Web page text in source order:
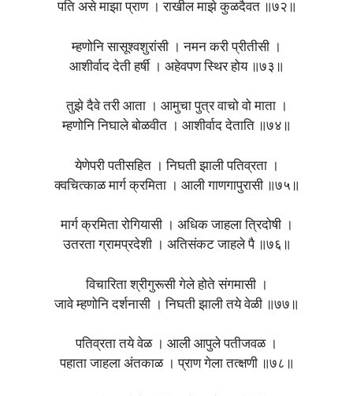
पति असे माझा प्राण । राखील माझे कुळदैवत ॥७२॥
म्हणोनि सासूश्वशुरांसी । नमन करी प्रीतीसी ।
आशीर्वाद देती हर्षी । अहेवपण स्थिर होय ॥७३॥
तुझे दैवे तरी आता । आमुचा पुत्र वाचो वो माता ।
म्हणोनि निघाले बोळवीत । आशीर्वाद देताति ॥७४॥
येणेपरी पतीसहित । निघती झाली पतिव्रता ।
क्वचित्काळ मार्ग क्रमिता । आली गाणगापुरासी ॥७५॥
मार्ग क्रमिता रोगियासी । अधिक जाहला त्रिदोषी ।
उतरता ग्रामप्रदेशी । अतिसंकट जाहले पै ॥७६॥
विचारिता श्रीगुरूसी गेले होते संगमासी ।
जावे म्हणोनि दर्शनासी । निघती झाली तये वेळी ॥७७॥
पतिव्रता तये वेळ । आली आपुले पतीजवळ ।
पहाता जाहला अंतकाळ । प्राण गेला तत्क्षणी ॥७८॥